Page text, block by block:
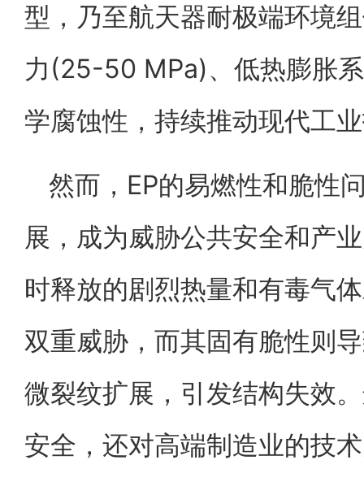
型，乃至航天器耐极端环境
力(25-50 MPa)、低热膨胀
学腐蚀性，持续推动现代工
然而，EP的易燃性和脆性
展，成为威胁公共安全和产
时释放的剧烈热量和有毒气
双重威胁，而其固有脆性则
微裂纹扩展，引发结构失效
安全，还对高端制造业的技